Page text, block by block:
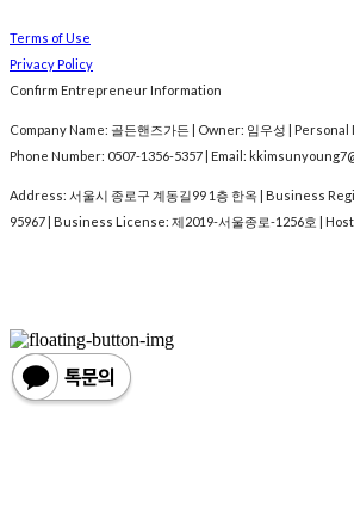
Terms of Use
Privacy Policy
Confirm Entrepreneur Information
Company Name: 골든핸즈가든 | Owner: 임우성 | Personal
Phone Number: 0507-1356-5357 | Email:
Address: 서울시 종로구 계동길99 1층 한옥 | Business
95967 | Business License: 제2019-서울종로-1256호 |